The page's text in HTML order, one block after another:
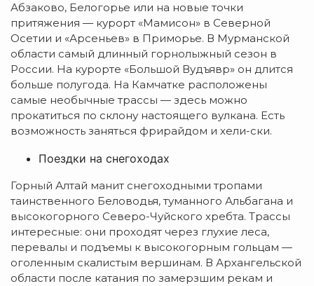
Абзаково, Белогорье или на новые точки
притяжения — курорт «Мамисон» в Северной
Осетии и «Арсеньев» в Приморье. В Мурманской
области самый длинный горнолыжный сезон в
России. На курорте «Большой Вудъявр» он длится
больше полугода. На Камчатке расположены
самые необычные трассы — здесь можно
прокатиться по склону настоящего вулкана. Есть
возможность заняться фрирайдом и хели-ски.
Поездки на снегоходах
Горный Алтай манит снегоходными тропами
таинственного Беловодья, туманного Альбагана и
высокогорного Северо-Чуйского хребта. Трассы
интересные: они проходят через глухие леса,
перевалы и подъемы к высокогорным гольцам —
оголенным скалистым вершинам. В Архангельской
области после катания по замерзшим рекам и